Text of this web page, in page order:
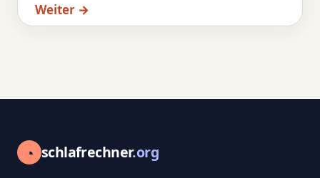
Weiter →
◔ schlafrechner.org